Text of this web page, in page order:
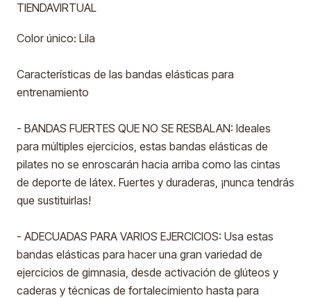
TIENDAVIRTUAL
Color único: Lila
Características de las bandas elásticas para
entrenamiento
- BANDAS FUERTES QUE NO SE RESBALAN: Ideales
para múltiples ejercicios, estas bandas elásticas de
pilates no se enroscarán hacia arriba como las cintas
de deporte de látex. Fuertes y duraderas, ¡nunca tendrás
que sustituirlas!
- ADECUADAS PARA VARIOS EJERCICIOS: Usa estas
bandas elásticas para hacer una gran variedad de
ejercicios de gimnasia, desde activación de glúteos y
caderas y técnicas de fortalecimiento hasta para